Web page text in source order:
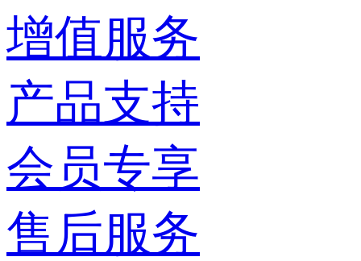
增值服务
产品支持
会员专享
售后服务